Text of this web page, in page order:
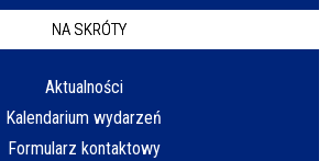
NA SKRÓTY
Aktualności
Kalendarium wydarzeń
Formularz kontaktowy